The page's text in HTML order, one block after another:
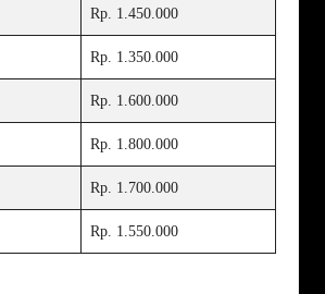
Rp. 1.450.000
Rp. 1.350.000
Rp. 1.600.000
Rp. 1.800.000
Rp. 1.700.000
Rp. 1.550.000